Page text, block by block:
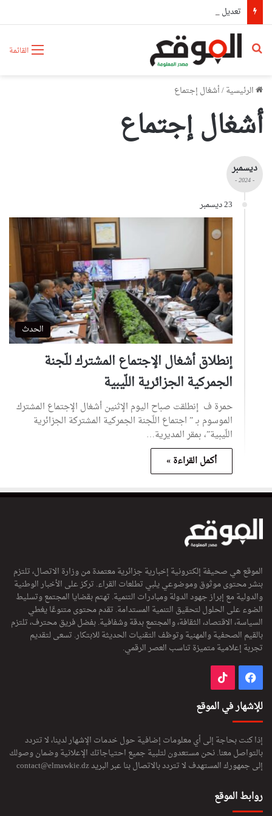
تعديل رزنامة الدخول المدرسي
القائمة بحث عن
الرئيسية/أشغال إجتماع
أشغال إجتماع
ديسمبر
- 2024 -
23 ديسمبر
الحدث
إنطلاق أشغال الإجتماع المشترك للّجنة
الجمركية الجزائرية اللّيبية
حمرة ف إنطلقت صباح اليوم الإثنين أشغال الإجتماع المشترك
الموسوم بـ ” اجتماع اللّجنة الجمركية المشتركة الجزائرية
اللّيبية”، بمقر المديرية…
أكمل القراءة »
الموقع هي صحيفة إلكترونية إخبارية جزائرية معتمدة من وزارة الاتصال، تلتزم
بنشر محتوى موثوق وموضوعي يلبي تطلعات القراء. تركز على الأخبار الوطنية
والدولية مع إبراز جهود الدولة ومبادرات التنمية. تهتم بقضايا المجتمع وتسليط
الضوء على الحلول لتحقيق التنمية المستدامة. تقدم محتوى متنوعًا يغطي
السياسة، الاقتصاد، الثقافة، والمجتمع بدقة وشفافية. بفضل فريق محترف، تلتزم
بالقيم الصحفية والمهنية وتوظف التقنيات الحديثة للابتكار. تسعى لتقديم
تجربة إعلامية متميزة تناسب العصر الرقمي.
فيسبوك
للإشهار في الموقع
إذا كنت بحاجة إلى أي معلومات إضافية حول خدمات الإشهار لدينا، لا تتردد
بالتواصل معنا. نحن مستعدون لتلبية جميع احتياجاتك الإعلانية وضمان وصولك
إلى جمهورك المستهدف لا تتردد بالاتصال بنا عبر البريدcontact@elmawkie.dz
روابط الموقع